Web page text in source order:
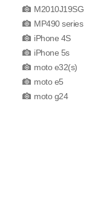
M2010J19SG
MP490 series
iPhone 4S
iPhone 5s
moto e32(s)
moto e5
moto g24